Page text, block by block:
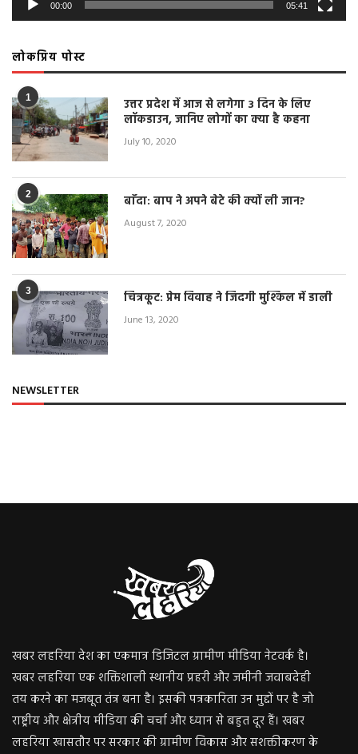
00:00 05:41
लोकप्रिय पोस्ट
1
उत्तर प्रदेश में आज से लगेगा 3 दिन के लिए
लॉकडाउन, जानिए लोगों का क्या है कहना
July 10, 2020
2 बाँदा: बाप ने अपने बेटे की क्यों ली जान?
August 7, 2020
3 चित्रकूट: प्रेम विवाह ने जिंदगी मुश्किल में डाली
June 13, 2020
NEWSLETTER
खबर लहरिया देश का एकमात्र डिजिटल ग्रामीण मीडिया नेटवर्क है।
खबर लहरिया एक शक्तिशाली स्थानीय प्रहरी और जमीनी जवाबदेही
तय करने का मजबूत तंत्र बना है। इसकी पत्रकारिता उन मुद्दों पर है जो
राष्ट्रीय और क्षेत्रीय मीडिया की चर्चा और ध्यान से बहुत दूर हैं। खबर
लहरिया खासतौर पर सरकार की ग्रामीण विकास और सशक्तीकरण के